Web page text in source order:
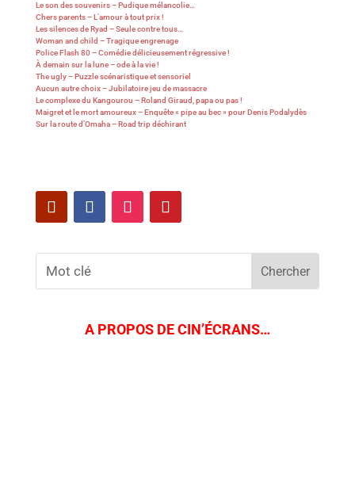
Le son des souvenirs – Pudique mélancolie…
Chers parents – L’amour à tout prix !
Les silences de Ryad – Seule contre tous…
Woman and child – Tragique engrenage
Police Flash 80 – Comédie délicieusement régressive !
À demain sur la lune – ode à la vie !
The ugly – Puzzle scénaristique et sensoriel
Aucun autre choix – Jubilatoire jeu de massacre
Le complexe du Kangourou – Roland Giraud, papa ou pas !
Maigret et le mort amoureux – Enquête « pipe au bec » pour Denis Podalydès
Sur la route d’Omaha – Road trip déchirant
A PROPOS DE CIN’ÉCRANS…